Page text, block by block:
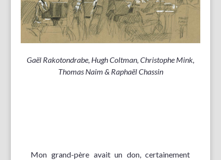
Gaël Rakotondrabe, Hugh Coltman, Christophe Mink,
Thomas Naim & Raphaël Chassin
Mon grand-père avait un don, certainement